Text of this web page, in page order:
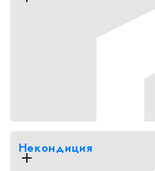
Некондиция